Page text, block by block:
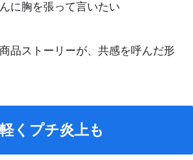
に胸を張って言いたい
品ストーリーが、共感を呼んだ形
くプチ炎上も